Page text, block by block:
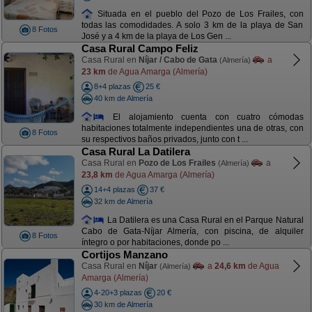
8 Fotos
Situada en el pueblo del Pozo de Los Frailes, con
todas las comodidades. A solo 3 km de la playa de San
José y a 4 km de la playa de Los Gen ...
8 Fotos
Casa Rural Campo Feliz
Casa Rural en Níjar / Cabo de Gata (Almería)
a
23 km de Agua Amarga (Almería)
8+4 plazas
25 €
40 km de Almería
El alojamiento cuenta con cuatro cómodas
habitaciones totalmente independientes una de otras, con
su respectivos baños privados, junto con t ...
8 Fotos
Casa Rural La Datilera
Casa Rural en Pozo de Los Frailes (Almería)
a
23,8 km de Agua Amarga (Almería)
14+4 plazas
37 €
32 km de Almería
La Datilera es una Casa Rural en el Parque Natural
Cabo de Gata-Níjar Almería, con piscina, de alquiler
íntegro o por habitaciones, donde po ...
Cortijos Manzano
Casa Rural en Níjar (Almería) a 24,6 km de Agua
Amarga (Almería)
4-20+3 plazas
20 €
30 km de Almería